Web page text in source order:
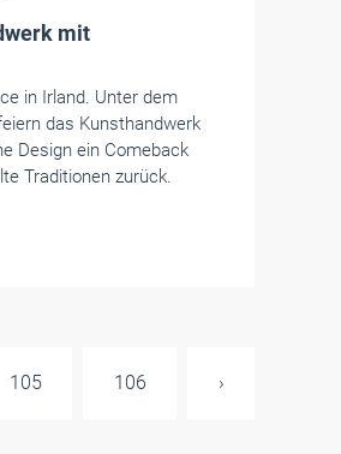
mit
in Irland. Unter dem
das Kunsthandwerk
Design ein Comeback
Traditionen zurück.
105 106 ›